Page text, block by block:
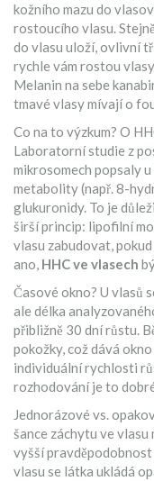
kožního mazu do
rostoucího vlasu.
do vlasu uloží, ovlivní
rychle vám rostou
Melanin na sebe
tmavé vlasy mívají o
Co na to výzkum? O
Laboratorní studie z
mikrosomech popsaly
metabolity (např. 8-
glukuronidy. To je
širší princip: lipofilní
vlasu zabudovat,
ano, HHC ve vlasech
Časové okno? U vlasů
ale délka
přibližně 30 dní růstu.
pokožky, což dává
individuální rychlosti
rozhodování je to
Jednorázové vs.
šance záchytu ve vlasu
vyšší
vlasu se látka ukládá